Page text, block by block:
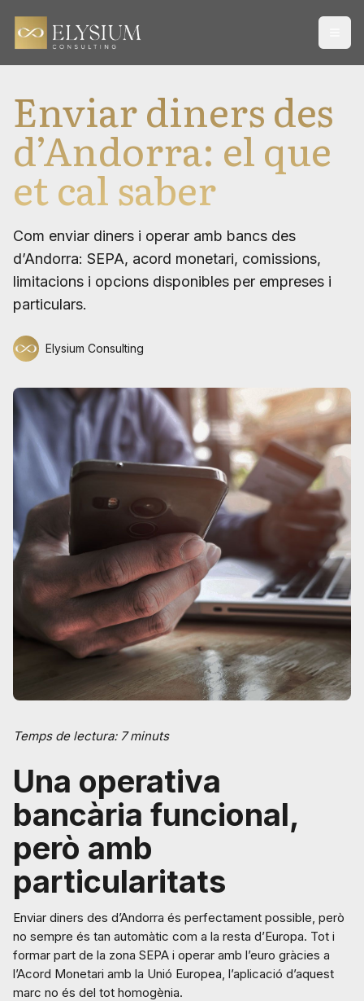
Enviar diners des
d’Andorra: el que
et cal saber
Com enviar diners i operar amb bancs des
d’Andorra: SEPA, acord monetari, comissions,
limitacions i opcions disponibles per empreses i
particulars.
Elysium Consulting
Temps de lectura: 7 minuts
Una operativa
bancària funcional,
però amb
particularitats
Enviar diners des d’Andorra és perfectament possible, però
no sempre és tan automàtic com a la resta d’Europa. Tot i
formar part de la zona SEPA i operar amb l’euro gràcies a
l’Acord Monetari amb la Unió Europea, l’aplicació d’aquest
marc no és del tot homogènia.